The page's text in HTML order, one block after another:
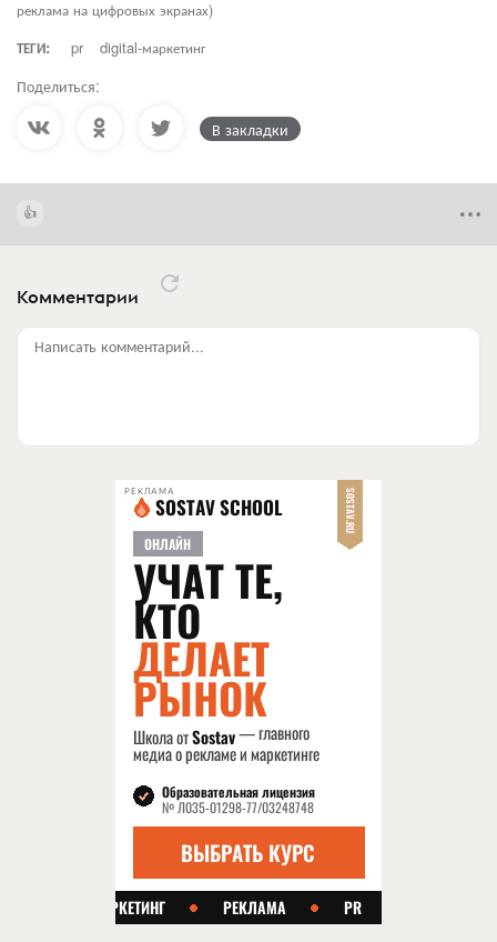
реклама на цифровых экранах)
ТЕГИ:
pr digital-маркетинг
Поделиться:
В закладки
Комментарии
Написать комментарий...
РЕКЛАМА